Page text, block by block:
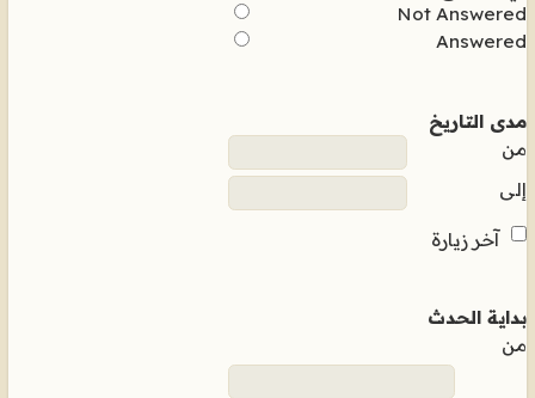
Not Answered
Answered
مدى التاريخ
من
إلى
آخر زيارة
بداية الحدث
من